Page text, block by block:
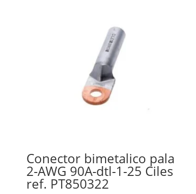
Conector bimetalico pala
2-AWG 90A-dtl-1-25 Ciles
ref. PT850322